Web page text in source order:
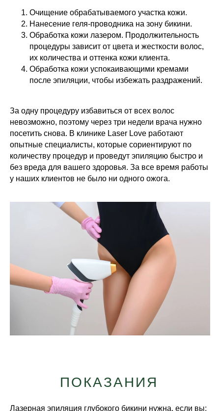
Очищение обрабатываемого участка кожи.
Нанесение геля-проводника на зону бикини.
Обработка кожи лазером. Продолжительность
процедуры зависит от цвета и жесткости волос,
их количества и оттенка кожи клиента.
Обработка кожи успокаивающими кремами
после эпиляции, чтобы избежать раздражений.
За одну процедуру избавиться от всех волос
невозможно, поэтому через три недели врача нужно
посетить снова. В клинике Laser Love работают
опытные специалисты, которые сориентируют по
количеству процедур и проведут эпиляцию быстро и
без вреда для вашего здоровья. За все время работы
у наших клиентов не было ни одного ожога.
ПОКАЗАНИЯ
Лазерная эпиляция глубокого бикини нужна, если вы: